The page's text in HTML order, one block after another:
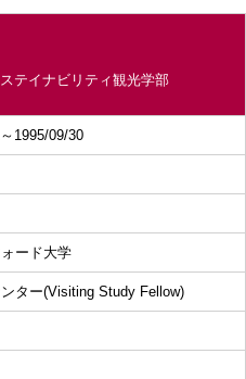
テイナビリティ観光学部
1995/09/30
ード大学
ター(Visiting Study Fellow)